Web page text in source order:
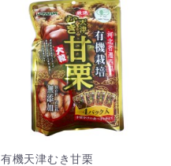
有機天津むき甘栗